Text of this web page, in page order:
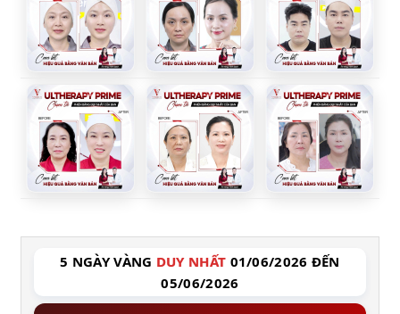
5 NGÀY VÀNG DUY NHẤT 01/06/2026 ĐẾN
05/06/2026